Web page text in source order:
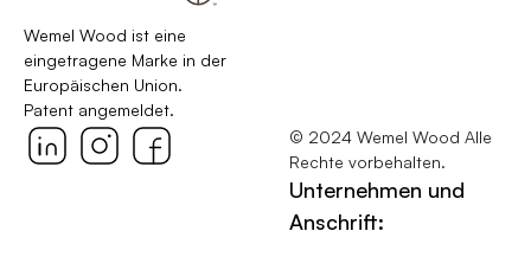
Wemel Wood ist eine
eingetragene Marke in der
Europäischen Union.
Patent angemeldet.
© 2024 Wemel Wood Alle
Rechte vorbehalten.
Unternehmen und
Anschrift: